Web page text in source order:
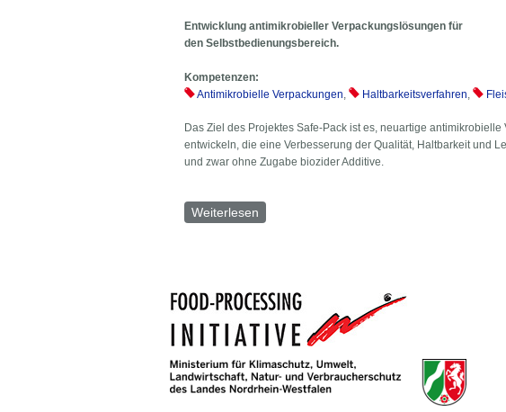
Entwicklung antimikrobieller Verpackungslösungen für
den Selbstbedienungsbereich.
Kompetenzen:
Antimikrobielle Verpackungen, Haltbarkeitsverfahren,
Das Ziel des Projektes Safe-Pack ist es, neuartige
entwickeln, die eine Verbesserung der Qualität, Haltbarkeit und
und zwar ohne Zugabe biozider Additive.
Weiterlesen